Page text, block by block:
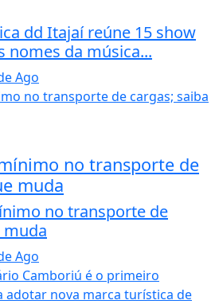
dd Itajaí reúne 15 show
nomes da música...
Ago
no transporte de
muda
no transporte de
muda
Ago